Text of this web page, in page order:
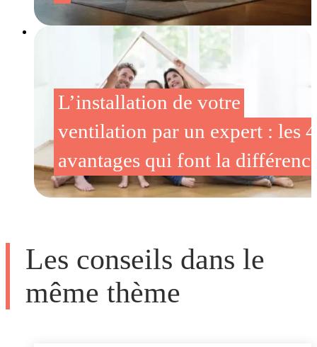
L’installation de votre
ventilation par un expert : les 4
avantages qui font la
Les conseils dans le
même thème